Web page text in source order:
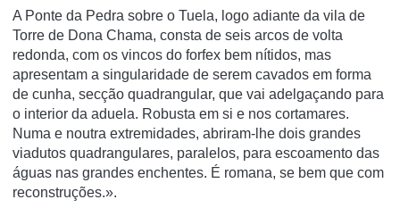
A Ponte da Pedra sobre o Tuela, logo adiante da vila de
Torre de Dona Chama, consta de seis arcos de volta
redonda, com os vincos do forfex bem nítidos, mas
apresentam a singularidade de serem cavados em forma
de cunha, secção quadrangular, que vai adelgaçando para
o interior da aduela. Robusta em si e nos cortamares.
Numa e noutra extremidades, abriram-lhe dois grandes
viadutos quadrangulares, paralelos, para escoamento das
águas nas grandes enchentes. É romana, se bem que com
reconstruções.».